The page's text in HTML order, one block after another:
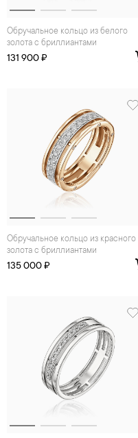
Обручальное кольцо из белого
золота с бриллиантами
131 900 ₽
Обручальное кольцо из красного
золота с бриллиантами
135 000 ₽